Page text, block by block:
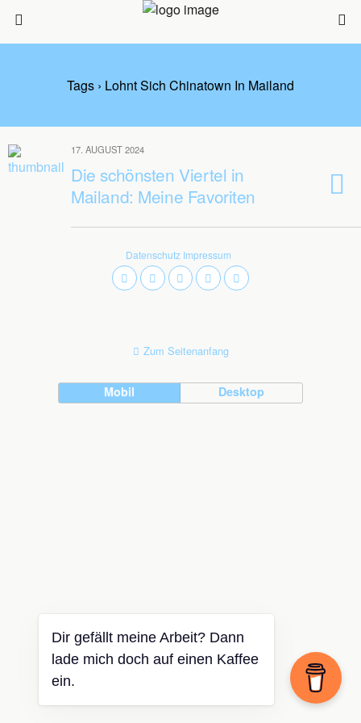
Tags › Lohnt Sich Chinatown In Mailand
17. AUGUST 2024
Die schönsten Viertel in
Mailand: Meine Favoriten
Datenschutz Impressum
Zum Seitenanfang
Mobil Desktop
Dir gefällt meine Arbeit? Dann
lade mich doch auf einen Kaffee
ein.